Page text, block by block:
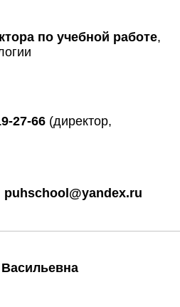
по учебной работе,
27-66(директор,
puhschool@yandex.ru